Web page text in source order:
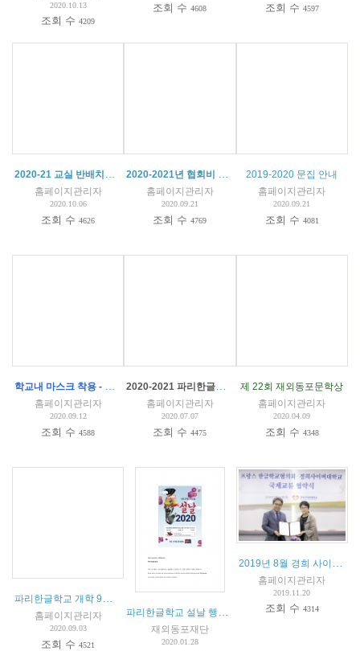
2020.10.13
조회 수4209
조회 수4608 조회 수 4597
2020-21 교실 반배치도 (특활)
홈페이지관리자
2020.10.06
조회 수4626
2020-2021년 협회비 및 등록금 납부 안내 (2 )
홈페이지관리자
2020.09.21
조회 수4769
2019-2020 문집 안내
홈페이지관리자
2020.09.21
조회 수 4081
학교내 마스크 착용 - 파리한글학교 코로나 예방 수칙
홈페이지관리자
2020.09.12
조회 수4588
2020-2021 파리한글학교 입학 안내
홈페이지관리자
2020.07.07
조회 수4475
제 22회 재외동포문학상
홈페이지관리자
2020.04.09
조회 수 4348
파리한글학교 개학 9월16일(수) 14시 - 총회 안내 및 회의록 2)
홈페이지관리자
2020.09.03
조회 수4521
재외동포재단
2020.01.28
홈페이지관리자
2019.11.20
조회 수 4314